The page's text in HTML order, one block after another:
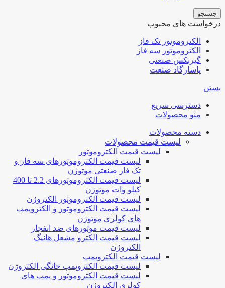
جستجو
درخواست های محبوب
الکتروموتور تک فاز
الکتروموتور سه فاز
گیربکس صنعتی
پاسارگاد صنعت
بستن
دسترسی سریع
منو محصولات
دسته محصولات
لیست قیمت محصولات
لیست قیمت الکتروموتور
لیست قیمت الکتروموتورهای سه فاز و
تک فاز صنعتی موتوژن
لیست قیمت الکتروموتورهای 2.2 تا 400
کیلو وات موتوژن
لیست قیمت الکتروموتور الکتروژن
لیست قیمت الکتروموتور و الکتروپمپ
های کولری موتوژن
لیست قیمت موتورهای ضد انفجار
لیست قیمت الکترو مشعل هانیگ
الکتروژن
لیست قیمت الکتروپمپ
لیست قیمت الکتروپمپ خانگی الکتروژن
لیست قیمت الکتروموتور و پمپ های
کولری الکتروژن